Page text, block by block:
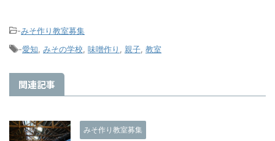
-みそ作り教室募集
-愛知, みその学校, 味噌作り , 親子, 教室
関連記事
みそ作り教室募集